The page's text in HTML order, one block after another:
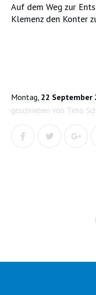
Auf dem Weg zur
Klemenz den Konter
Montag, 22 September
geschrieben von Timo